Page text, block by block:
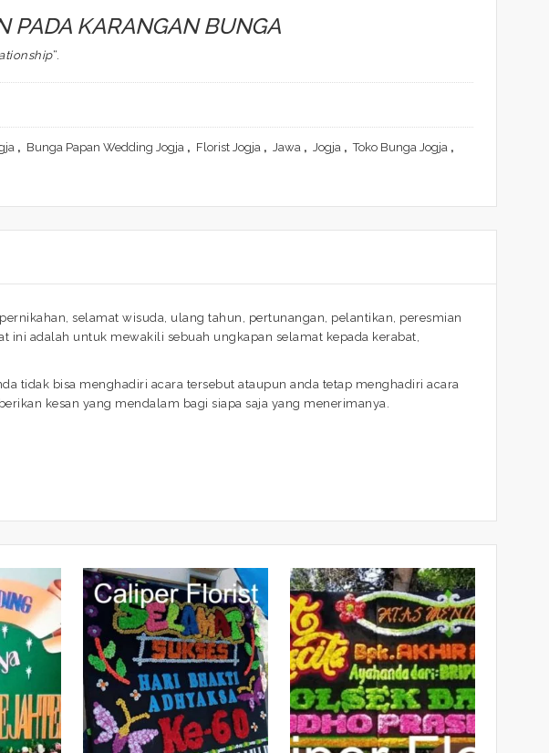
PADA KARANGAN BUNGA
“.
, Bunga Papan Wedding Jogja , Florist Jogja , Jawa , Jogja , Toko Bunga Jogja ,
selamat wisuda, ulang tahun, pertunangan, pelantikan, peresmian
adalah untuk mewakili sebuah ungkapan selamat kepada kerabat,
tidak bisa menghadiri acara tersebut ataupun anda tetap menghadiri acara
kesan yang mendalam bagi siapa saja yang menerimanya.